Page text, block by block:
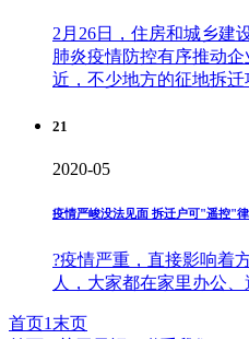
2月26日，住房和城乡建
肺炎疫情防控有序推动
近，不少地方的征地拆
21
2020-05
疫情严峻没法见面 拆迁户可"遥控"
?疫情严重，直接影响着
人，大家都在家里办公、
首页1 末页